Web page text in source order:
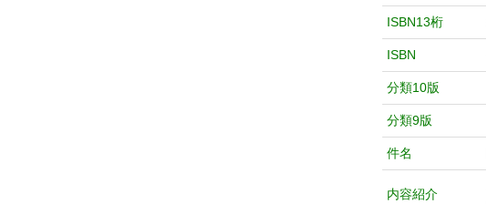
ISBN13桁
ISBN
分類10版
分類9版
件名
内容紹介